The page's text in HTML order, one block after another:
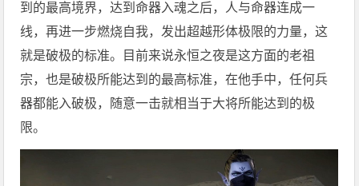
到的最高境界，达到命器入魂之后，人与命器连成一
线，再进一步燃烧自我，发出超越形体极限的力量，这
就是破极的标准。目前来说永恒之夜是这方面的老祖
宗，也是破极所能达到的最高标准，在他手中，任何兵
器都能入破极，随意一击就相当于大将所能达到的极
限。